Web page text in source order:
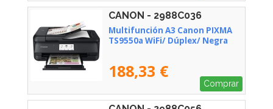
CANON - 2988C036
Multifunción A3 Canon PIXMA
TS9550a WiFi/ Dúplex/ Negra
188,33 €
Comprar